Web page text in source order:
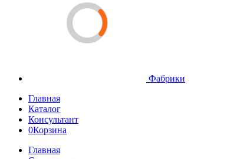
Фабрики
Главная
Каталог
Консультант
0Корзина
Главная